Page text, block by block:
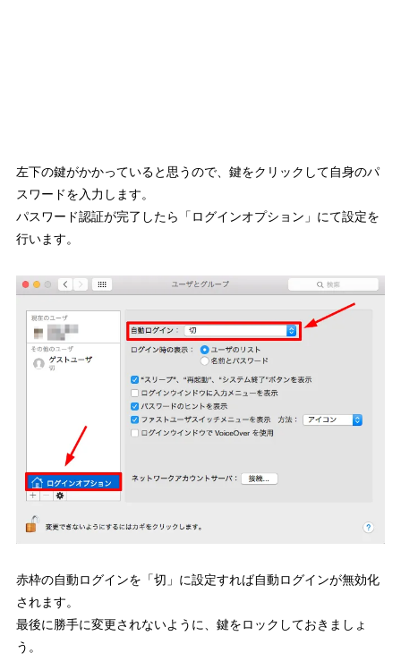
左下の鍵がかかっていると思うので、鍵をクリックして自身のパ
スワードを入力します。
パスワード認証が完了したら「ログインオプション」にて設定を
行います。
赤枠の自動ログインを「切」に設定すれば自動ログインが無効化
されます。
最後に勝手に変更されないように、鍵をロックしておきましょ
う。